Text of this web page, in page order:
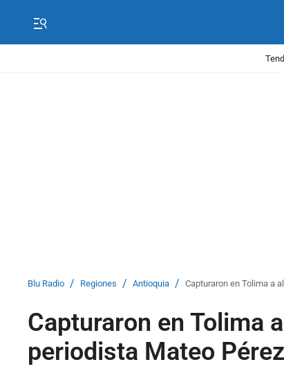
Blu Radio / Regiones / Antioquia / Capturaron en Tolima a
Capturaron en Tolima
periodista Mateo Pérez